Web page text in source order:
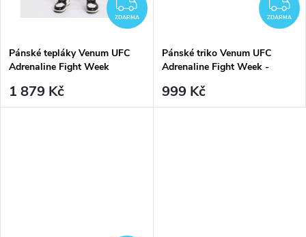
ZDARMA
Pánské tepláky Venum UFC
Adrenaline Fight Week
Khaki/Bronze
1 879 Kč
ZDARMA
Pánské triko Venum UFC
Adrenaline Fight Week -
999 Kč